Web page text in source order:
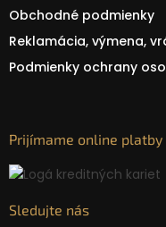
Obchodné podmienky
Reklamácia, výmena,
Podmienky ochrany
Prijímame online platby
Sledujte nás